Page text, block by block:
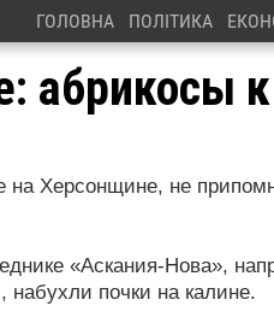
ГОЛОВНА ПОЛІТИКА
абрикосы
на Херсонщине, не
«Аскания-Нова»,
набухли почки на калине.